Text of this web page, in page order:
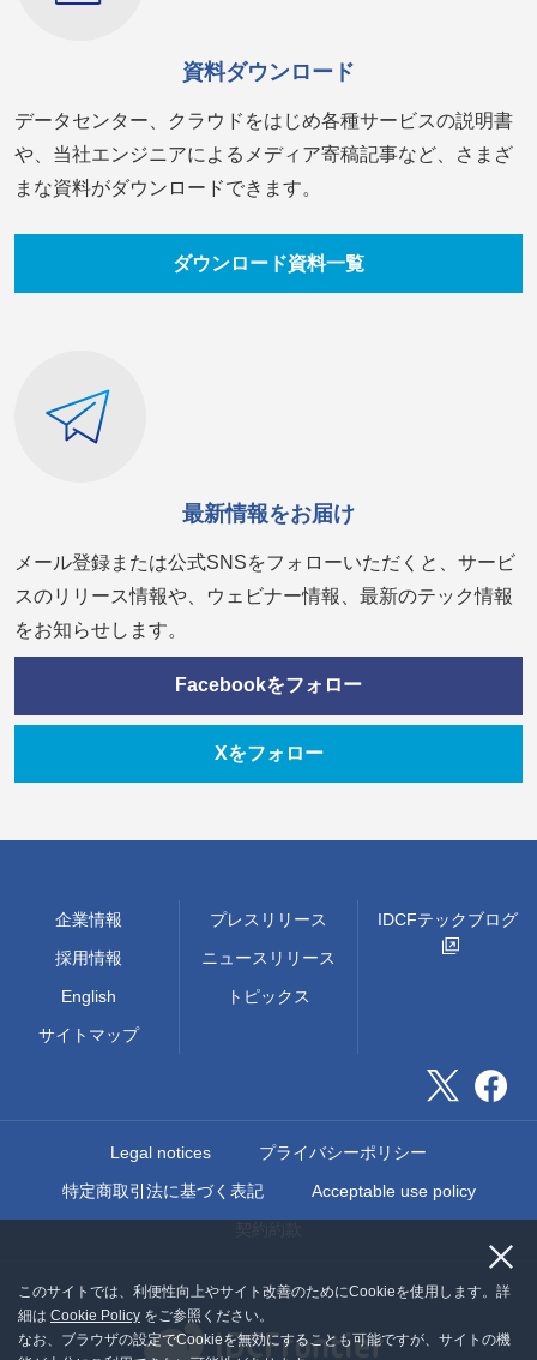
このサイトでは、利便性向上やサイト改善のためにCookieを使用します。詳
細は Cookie Policy をご参照ください。
なお、ブラウザの設定でCookieを無効にすることも可能ですが、サイトの機
資料ダウンロード
データセンター、クラウドをはじめ各種サービスの説明書
や、当社エンジニアによるメディア寄稿記事など、さまざ
まな資料がダウンロードできます。
ダウンロード資料一覧
最新情報をお届け
メール登録または公式SNSをフォローいただくと、サービ
スのリリース情報や、ウェビナー情報、最新のテック情報
をお知らせします。
Facebookをフォロー
Xをフォロー
企業情報
採用情報
English
サイトマップ
プレスリリース
ニュースリリース
トピックス
IDCFテックブログ
Legal notices
プライバシーポリシー
特定商取引法に基づく表記
Acceptable use policy